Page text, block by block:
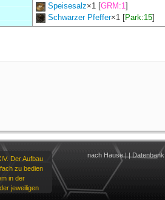
Speisesalz×1 [GRM:1]
Schwarzer Pfeffer×1 [Park:15]
Der Aufbau
zu bedien
in der
jeweiligen
nach Hause||Datenbank